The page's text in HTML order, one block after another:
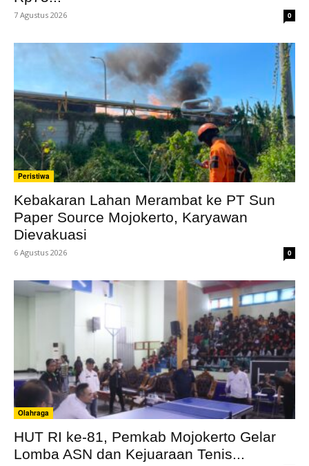
7 Agustus 2026 0
Peristiwa
Kebakaran Lahan Merambat ke PT Sun
Paper Source Mojokerto, Karyawan
Dievakuasi
6 Agustus 2026 0
Olahraga
HUT RI ke-81, Pemkab Mojokerto Gelar
Lomba ASN dan Kejuaraan Tenis...